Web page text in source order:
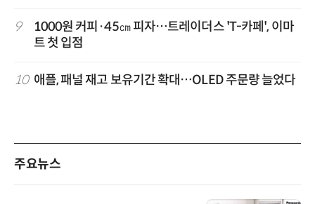
9
1000원 커피·45㎝ 피자…트레이더스 'T-카페', 이마
트 첫 입점
10 애플, 패널 재고 보유기간 확대…OLED 주문량 늘었다
주요뉴스